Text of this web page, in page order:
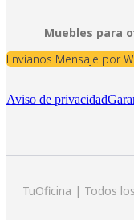
Muebles para
Envíanos Mensaje por
Aviso de privacidad
TuOficina | Todos